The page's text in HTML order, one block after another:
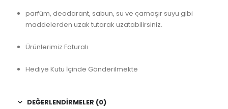
parfüm, deodarant, sabun, su ve çamaşır suyu gibi
maddelerden uzak tutarak uzatabilirsiniz.
Ürünlerimiz Faturalı
Hediye Kutu İçinde Gönderilmekte
DEĞERLENDIRMELER (0)